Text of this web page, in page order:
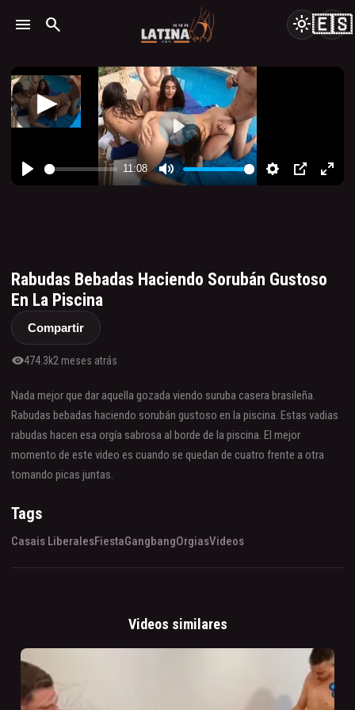
menu search light_mode🇪🇸
Rabudas Bebadas Haciendo Sorubán Gustoso
En La Piscina
Compartir
visibility474.3k2 meses atrás
Nada mejor que dar aquella gozada viendo suruba casera brasileña.
Rabudas bebadas haciendo sorubán gustoso en la piscina. Estas vadias
rabudas hacen esa orgía sabrosa al borde de la piscina. El mejor
momento de este video es cuando se quedan de cuatro frente a otra
tomando picas juntas.
Tags
Casais LiberalesFiestaGangbangOrgiasVideos
Videos similares